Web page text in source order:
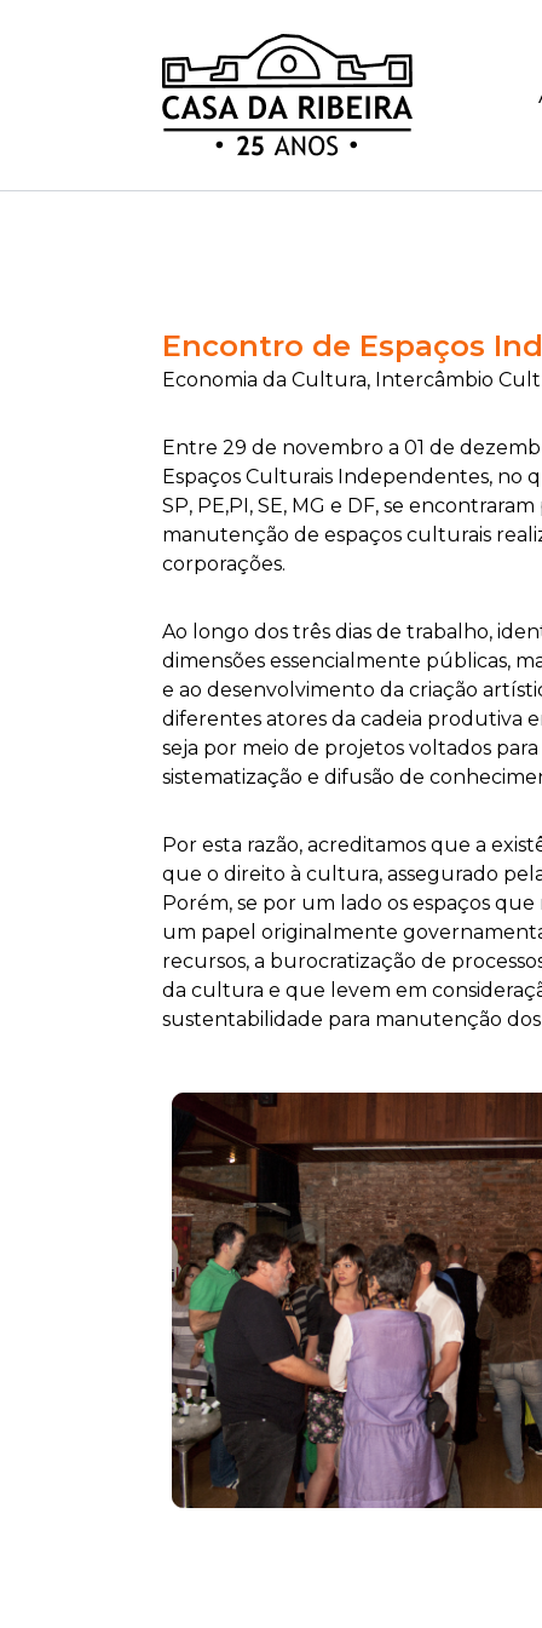
Encontro de Espaços
Economia da Cultura, Intercâmbio
Entre 29 de novembro a 01 de
Espaços Culturais Independentes, no
SP, PE,PI, SE, MG e DF, se
manutenção de espaços culturais
corporações.
Ao longo dos três dias de trabalho,
dimensões essencialmente públicas,
e ao desenvolvimento da criação
diferentes atores da cadeia produtiva
seja por meio de projetos voltados
sistematização e difusão de
Por esta razão, acreditamos que a
que o direito à cultura, assegurado
Porém, se por um lado os espaços
um papel originalmente
recursos, a burocratização de
da cultura e que levem em
sustentabilidade para manutenção